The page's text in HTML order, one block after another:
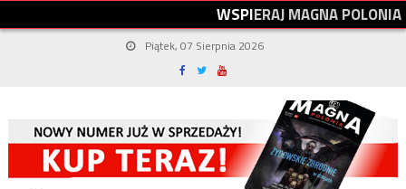
WSPIERAJMAGNAPOLONIA
Piątek, 07 Sierpnia 2026